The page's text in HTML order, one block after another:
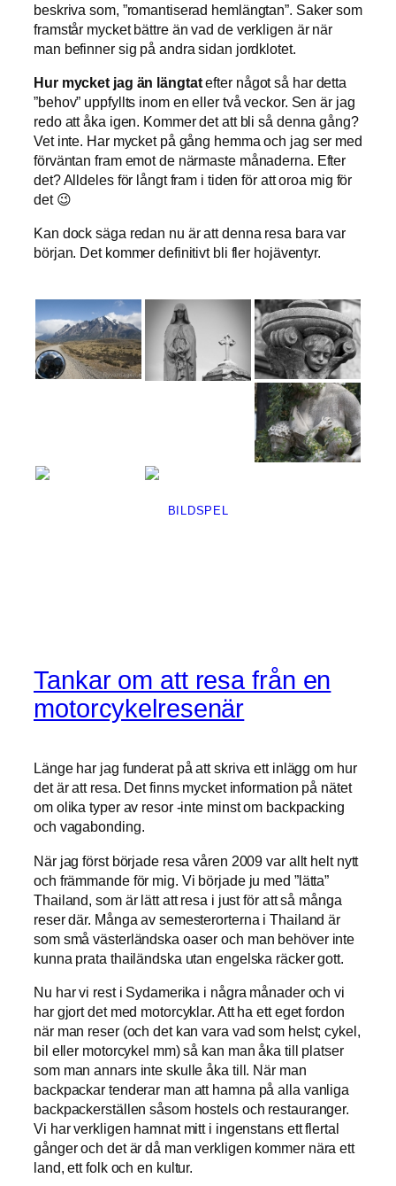
beskriva som, ”romantiserad hemlängtan”. Saker som
framstår mycket bättre än vad de verkligen är när
man befinner sig på andra sidan jordklotet.
Hur mycket jag än längtatefter något så har detta
”behov” uppfyllts inom en eller två veckor. Sen är jag
redo att åka igen. Kommer det att bli så denna gång?
Vet inte. Har mycket på gång hemma och jag ser med
förväntan fram emot de närmaste månaderna. Efter
det? Alldeles för långt fram i tiden för att oroa mig för
det 😉
Kan dock säga redan nu är att denna resa bara var
början. Det kommer definitivt bli fler hojäventyr.
BILDSPEL
Tankar om att resa från en
motorcykelresenär
Länge har jag funderat på att skriva ett inlägg om hur
det är att resa. Det finns mycket information på nätet
om olika typer av resor -inte minst om backpacking
och vagabonding.
När jag först började resa våren 2009 var allt helt nytt
och främmande för mig. Vi började ju med ”lätta”
Thailand, som är lätt att resa i just för att så många
reser där. Många av semesterorterna i Thailand är
som små västerländska oaser och man behöver inte
kunna prata thailändska utan engelska räcker gott.
Nu har vi rest i Sydamerika i några månader och vi
har gjort det med motorcyklar. Att ha ett eget fordon
när man reser (och det kan vara vad som helst; cykel,
bil eller motorcykel mm) så kan man åka till platser
som man annars inte skulle åka till. När man
backpackar tenderar man att hamna på alla vanliga
backpackerställen såsom hostels och restauranger.
Vi har verkligen hamnat mitt i ingenstans ett flertal
gånger och det är då man verkligen kommer nära ett
land, ett folk och en kultur.